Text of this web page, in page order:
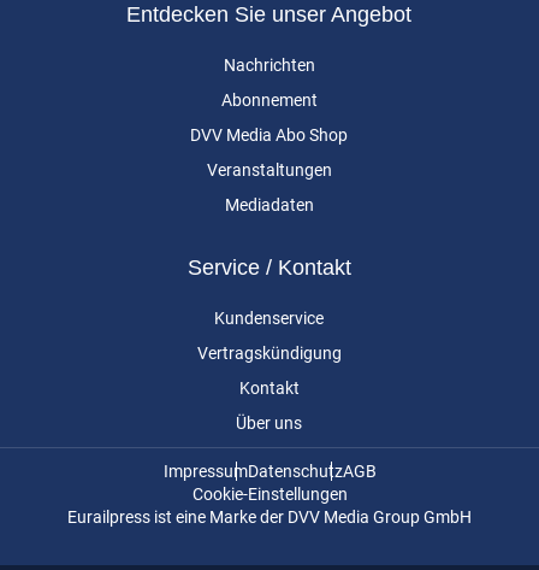
Entdecken Sie unser Angebot
Nachrichten
Abonnement
DVV Media Abo Shop
Veranstaltungen
Mediadaten
Service / Kontakt
Kundenservice
Vertragskündigung
Kontakt
Über uns
ImpressumDatenschutzAGB
Cookie-Einstellungen
Eurailpress ist eine Marke der DVV Media Group GmbH